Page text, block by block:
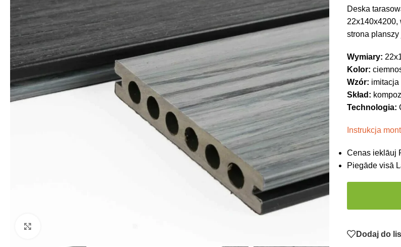
Deska
22x140x4200,
strona
Wymiary:
Kolor:
Wzór: imitacja
Skład:
Technologia:
Instrukcja
Cenas ieklāuj
Piegāde visā
Dodaj do